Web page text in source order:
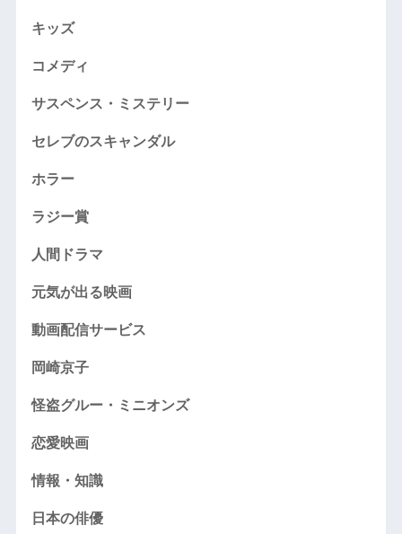
キッズ
コメディ
サスペンス・ミステリー
セレブのスキャンダル
ホラー
ラジー賞
人間ドラマ
元気が出る映画
動画配信サービス
岡崎京子
怪盗グルー・ミニオンズ
恋愛映画
情報・知識
日本の俳優